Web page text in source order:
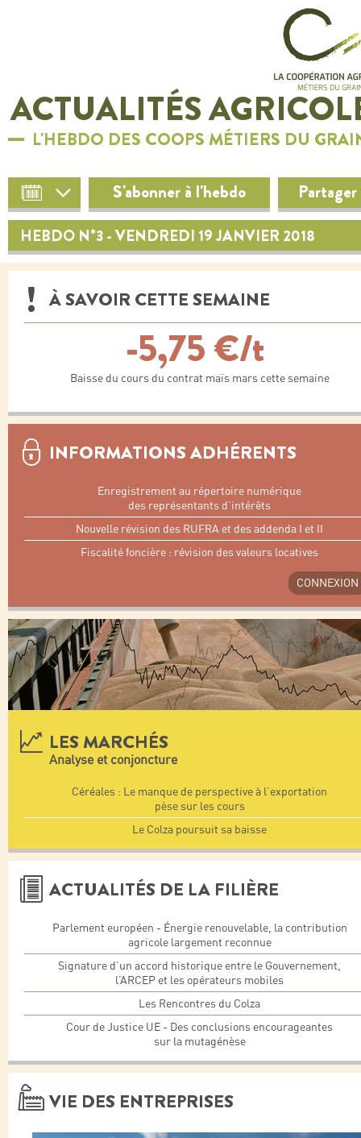
ACTUALITÉS
L'HEBDO DES COOPS MÉTIERS DU
S'abonner à l'hebdo Partager
HEBDO N°3 - VENDREDI 19 JANVIER 2018
À SAVOIR CETTE SEMAINE
-5,75 €/t
Baisse du cours du contrat maïs mars cette semaine
INFORMATIONS ADHÉRENTS
Enregistrement au répertoire numérique
des représentants d’intérêts
Nouvelle révision des RUFRA et des addenda I et II
Fiscalité foncière : révision des valeurs locatives
CONNEXION
LES MARCHÉS
Analyse et conjoncture
Céréales : Le manque de perspective à l’exportation
pèse sur les cours
Le Colza poursuit sa baisse
ACTUALITÉS DE LA FILIÈRE
Parlement européen - Énergie renouvelable, la contribution
agricole largement reconnue
Signature d’un accord historique entre le Gouvernement,
l’ARCEP et les opérateurs mobiles
Les Rencontres du Colza
Cour de Justice UE - Des conclusions encourageantes
sur la mutagénèse
VIE DES ENTREPRISES